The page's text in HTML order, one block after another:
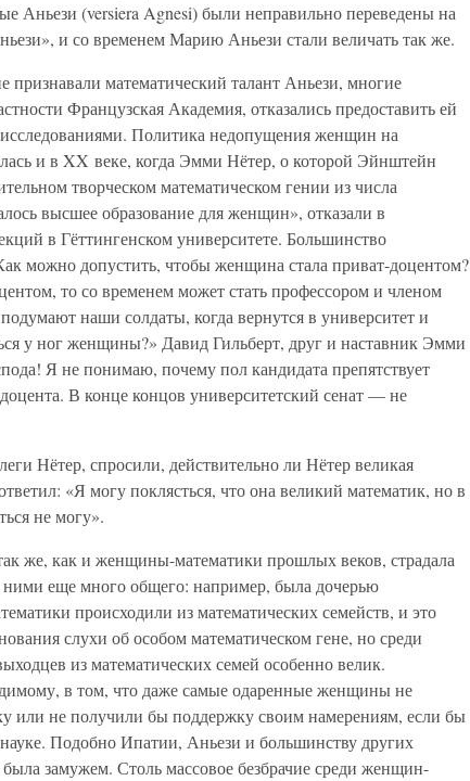
Аньези (versiera Agnesi) были неправильно переведены на
и со временем Марию Аньези стали величать так же.
признавали математический талант Аньези, многие
Французская Академия, отказались предоставить ей
Политика недопущения женщин на
и в XX веке, когда Эмми Нётер, о которой Эйнштейн
творческом математическом гении из числа
высшее образование для женщин», отказали в
в Гёттингенском университете. Большинство
можно допустить, чтобы женщина стала приват-доцентом?
то со временем может стать профессором и членом
наши солдаты, когда вернутся в университет и
у ног женщины?» Давид Гильберт, друг и наставник Эмми
Я не понимаю, почему пол кандидата препятствует
В конце концов университетский сенат — не
Нётер, спросили, действительно ли Нётер великая
«Я могу поклясться, что она великий математик, но в
не могу».
же, как и женщины-математики прошлых веков, страдала
еще много общего: например, была дочерью
происходили из математических семейств, и это
слухи об особом математическом гене, но среди
из математических семей особенно велик.
в том, что даже самые одаренные женщины не
или не получили бы поддержку своим намерениям, если бы
Подобно Ипатии, Аньези и большинству других
замужем. Столь массовое безбрачие среди женщин-